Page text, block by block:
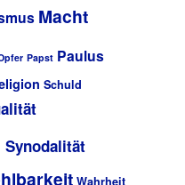
Macht
Papst Paulus
Schuld
Synodalität
Wahrheit